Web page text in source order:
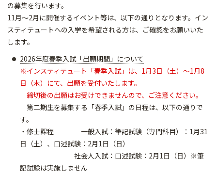
の募集を行います。
11月～2月に開催するイベント等は、以下の通りとなります。イン
スティテュートへの入学を希望される方は、ご確認をお願いいた
します。
2026年度春季入試「出願期間」について
※インスティテュート「春季入試」は、1月3日（土）～1月8
日（木）にて、出願を受付いたします。
締切後の出願はお受けできませんので、ご注意ください。
第二期生を募集する「春季入試」の日程は、以下の通りで
す。
・修士課程 一般入試：筆記試験（専門科目）：1月31
日（土）、口述試験：2月1日（日）
社会人入試：口述試験：2月1日（日）※筆
記試験は実施しません